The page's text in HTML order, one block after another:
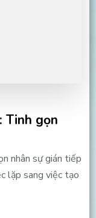
Tinh gọn
nhân sự gián tiếp
lặp sang việc tạo